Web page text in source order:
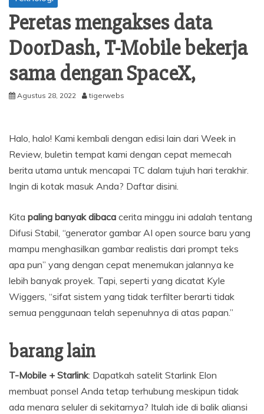
Peretas mengakses data
DoorDash, T-Mobile bekerja
sama dengan SpaceX,
Agustus 28, 2022 tigerwebs
Halo, halo! Kami kembali dengan edisi lain dari Week in
Review, buletin tempat kami dengan cepat memecah
berita utama untuk mencapai TC dalam tujuh hari terakhir.
Ingin di kotak masuk Anda? Daftar disini.
Kita paling banyak dibaca cerita minggu ini adalah tentang
Difusi Stabil, “generator gambar AI open source baru yang
mampu menghasilkan gambar realistis dari prompt teks
apa pun” yang dengan cepat menemukan jalannya ke
lebih banyak proyek. Tapi, seperti yang dicatat Kyle
Wiggers, “sifat sistem yang tidak terfilter berarti tidak
semua penggunaan telah sepenuhnya di atas papan.”
barang lain
T-Mobile + Starlink: Dapatkah satelit Starlink Elon
membuat ponsel Anda tetap terhubung meskipun tidak
ada menara seluler di sekitarnya? Itulah ide di balik aliansi